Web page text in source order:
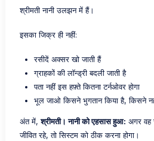
श्रीमती नानी उलझन में हैं।
इसका जिक्र ही नहीं:
रसीदें अक्सर खो जाती हैं
ग्राहकों की लॉन्ड्री बदली जाती है
पता नहीं इस हफ़्ते कितना टर्नओवर होगा
भूल जाओ किसने भुगतान किया है, किसने
अंत में,श्रीमती। नानी को एहसास हुआ: अगर वह
जीवित रहे, तो सिस्टम को ठीक करना होगा।